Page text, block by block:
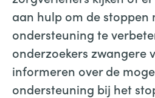
aan hulp om de stoppen
ondersteuning te
onderzoekers zwangere
informeren over de
ondersteuning bij het